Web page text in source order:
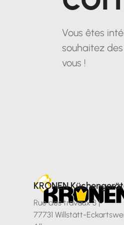
Vous êtes
souhaitez
vous !
KRONEN
Rue des travaux 3 |
77731 Willstätt-